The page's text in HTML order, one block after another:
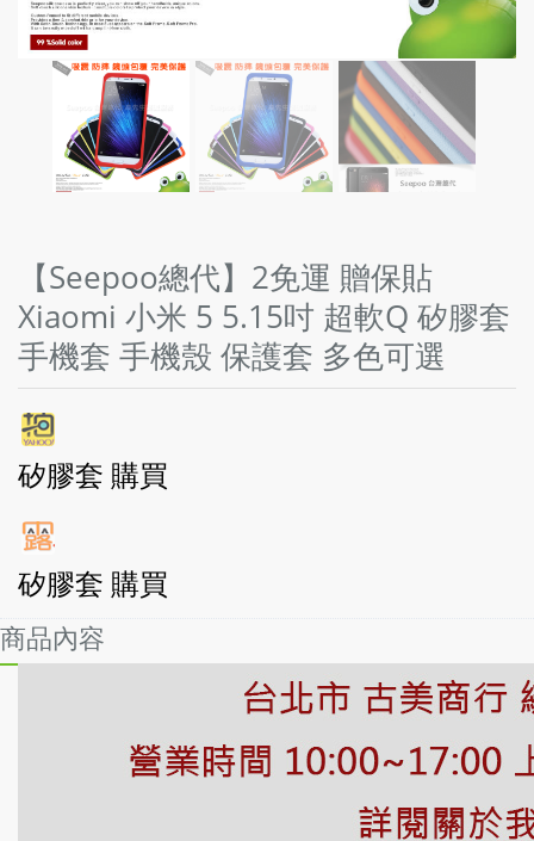
【Seepoo總代】2免運 贈保貼
Xiaomi 小米 5 5.15吋 超軟Q 矽膠套
手機套 手機殼 保護套 多色可選
矽膠套 購買
矽膠套 購買
商品內容